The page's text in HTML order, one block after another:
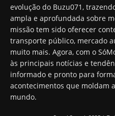
evolução do Buzu071,
ampla e aprofundada sobre
missão tem sido oferecer
transporte público, mercado
muito mais. Agora, com o
às principais notícias e
informado e pronto para
acontecimentos que moldam
mundo.